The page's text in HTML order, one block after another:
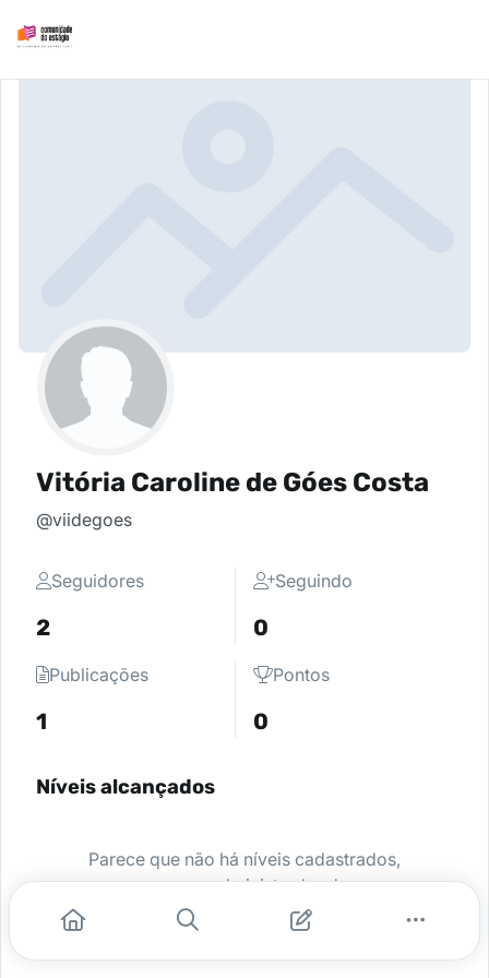
Vitória Caroline de Góes Costa
@viidegoes
Seguidores
2
Seguindo
0
Publicações
1
Pontos
0
Níveis alcançados
Parece que não há níveis cadastrados,
peça para o administrador da sua
comunidade ativar e comece a se